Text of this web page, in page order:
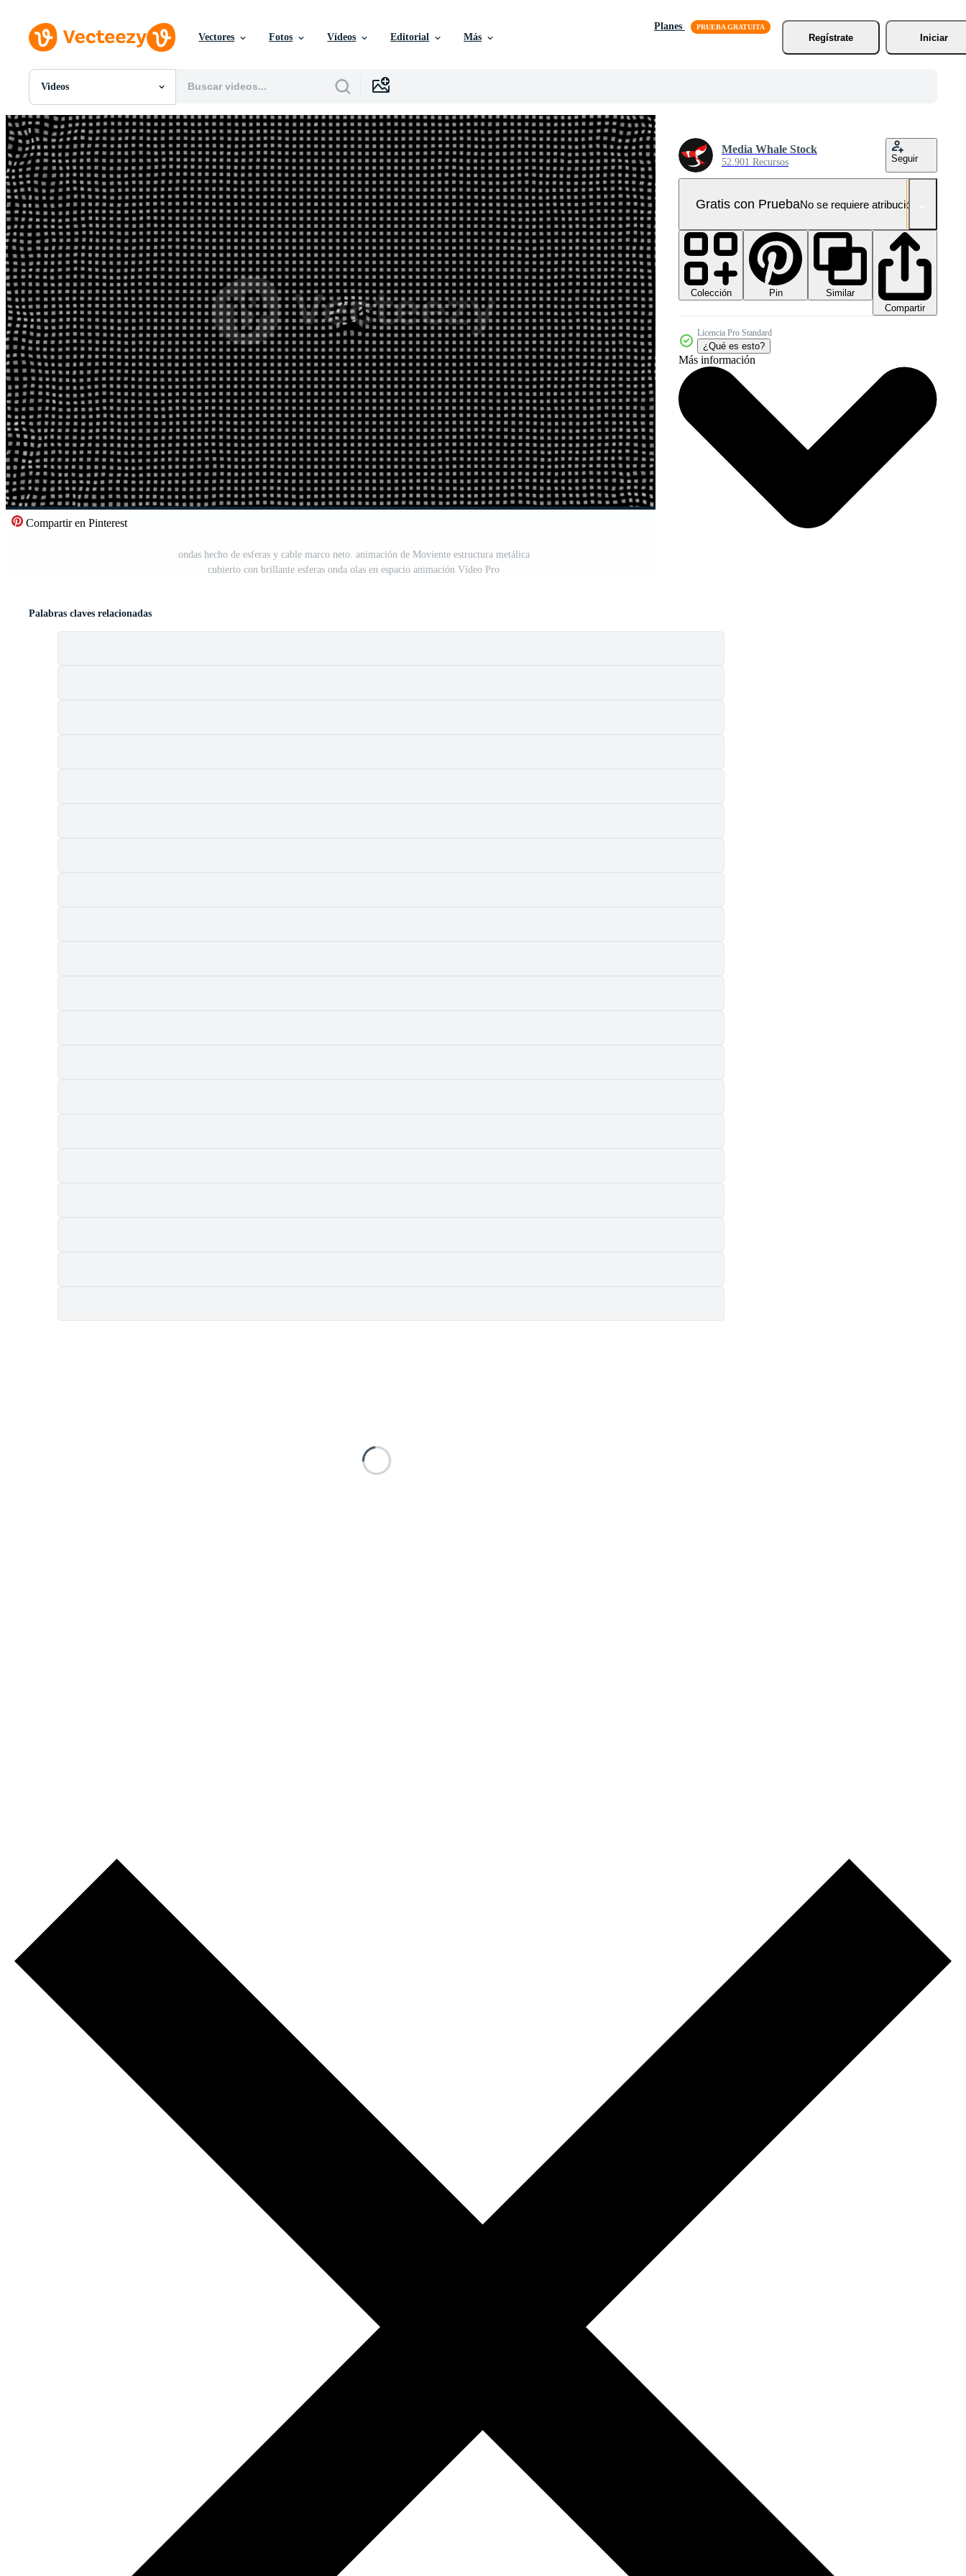
Vectores Fotos Vídeos Editorial Más
Planes
Regístrate
Iniciar
Videos
Todas Imágenes
Fotos
PNGs
PSDs
SVGs
Plantillas
Vectores
Videos
Gráficos en Movimiento
Imágenes Editoriales
Eventos Editoriales
Compartir en Pinterest
ondas hecho de esferas y cable marco neto. animación de Moviente estructura metálica
cubierto con brillante esferas onda olas en espacio animación Vídeo Pro
Media Whale Stock
52.901 Recursos Seguir
Gratis con PruebaNo se requiere atribución!
Colección Pin
Similar
Compartir
Licencia Pro Standard
¿Qué es esto?
Más información
Palabras claves relacionadas